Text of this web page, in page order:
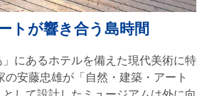
トが響き合う島時間
にあるホテルを備えた現代美術に特
安藤忠雄が「自然・建築・アート